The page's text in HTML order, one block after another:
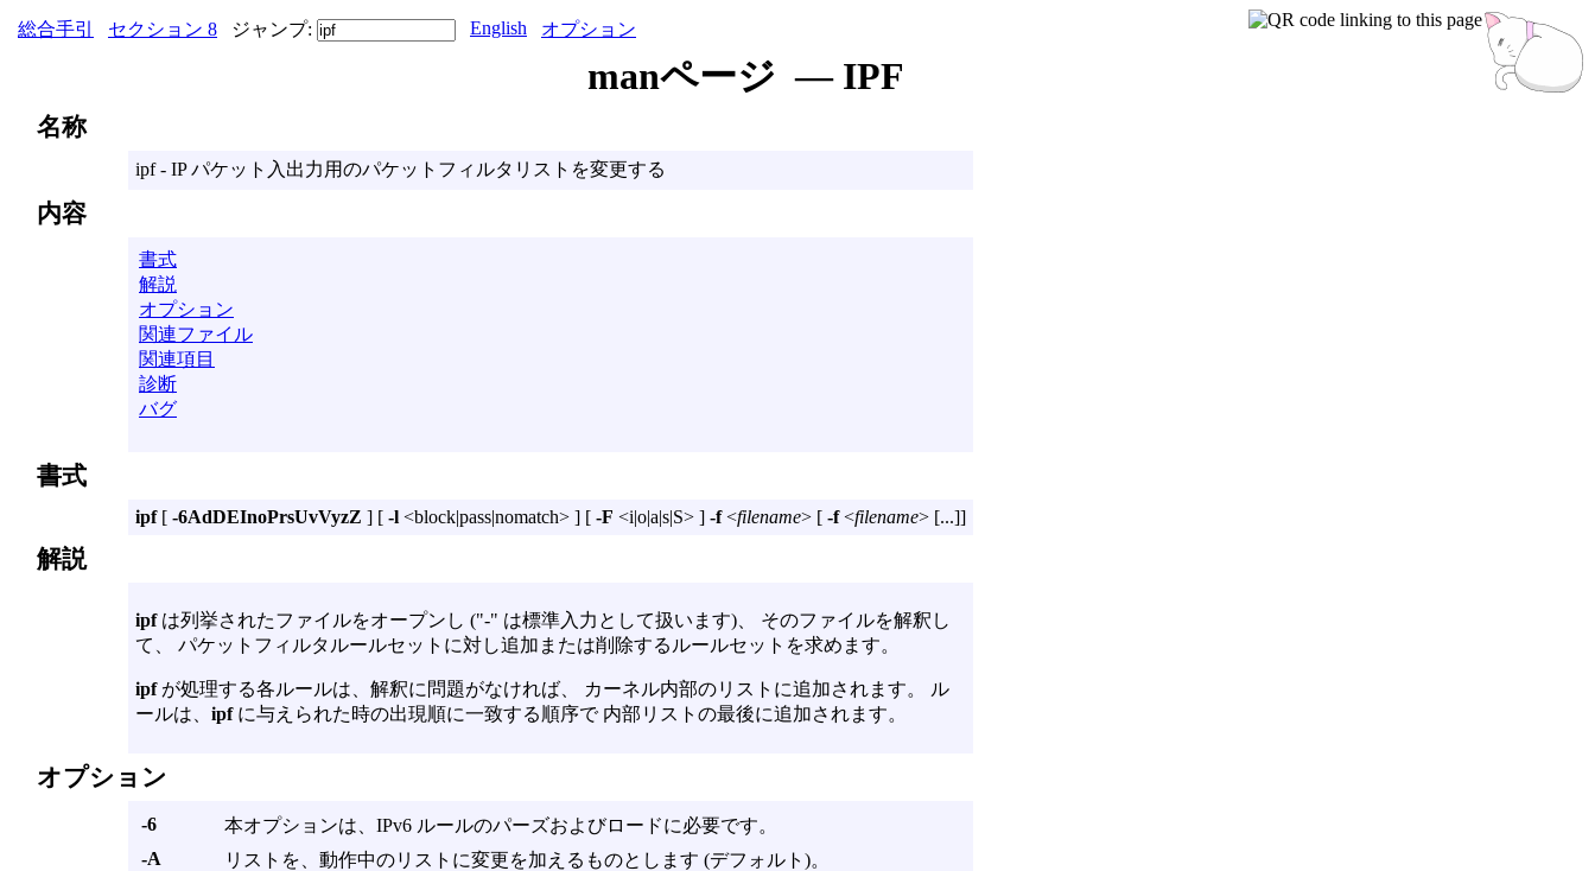
総合手引 セクション 8 ジャンプ: English オプション
manページ — IPF
名称
ipf - IP パケット入出力用のパケットフィルタリストを変更する
内容
書式
解説
オプション
関連ファイル
関連項目
診断
バグ
書式
ipf[ -6AdDEInoPrsUvVyzZ ] [ -l <block|pass|nomatch> ] [ -F <i|o|a|s|S> ] -f<filename> [ -f<filename> [...]]
解説
ipfは列挙されたファイルをオープンし ("-" は標準入力として扱います)、 そのファイルを解釈し
て、 パケットフィルタルールセットに対し追加または削除するルールセットを求めます。
ipfが処理する各ルールは、解釈に問題がなければ、 カーネル内部のリストに追加されます。 ル
ールは、 ipfに与えられた時の出現順に一致する順序で 内部リストの最後に追加されます。
オプション
-6
本オプションは、IPv6 ルールのパーズおよびロードに必要です。
-A
リストを、動作中のリストに変更を加えるものとします (デフォルト)。